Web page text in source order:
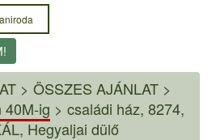
> ÖSSZES AJÁNLAT >
40M-ig > családi ház, 8274,
Hegyaljai dülő